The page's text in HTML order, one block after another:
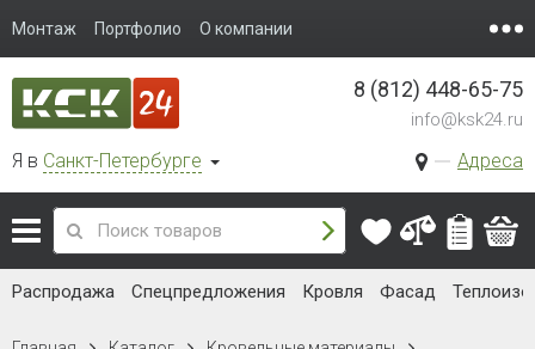
Монтаж Портфолио О компании
Я в Санкт-Петербурге Адреса
8 (812) 448-65-75
info@ksk24.ru
Распродажа Спецпредложения Кровля Фасад